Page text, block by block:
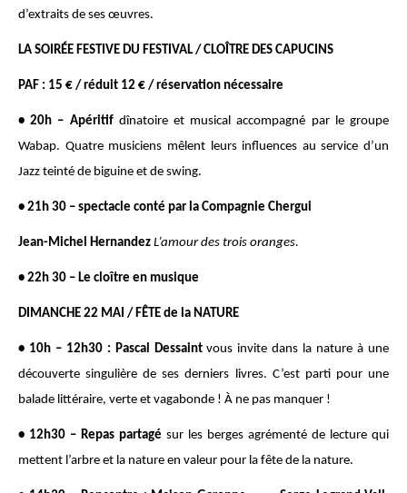
d’extraits de ses œuvres.
LA SOIRÉE FESTIVE DU FESTIVAL / CLOÎTRE DES CAPUCINS
PAF : 15 € / réduit 12 € / réservation nécessaire
• 20h – Apéritif dînatoire et musical accompagné par le groupe
Wabap. Quatre musiciens mêlent leurs influences au service d’un
Jazz teinté de biguine et de swing.
• 21h 30 – spectacle conté par la Compagnie Chergui
Jean-Michel Hernandez L’amour des trois oranges.
• 22h 30 – Le cloître en musique
DIMANCHE 22 MAI / FÊTE de la NATURE
• 10h – 12h30 : Pascal Dessaintvous invite dans la nature à une
découverte singulière de ses derniers livres. C’est parti pour une
balade littéraire, verte et vagabonde ! À ne pas manquer !
• 12h30 – Repas partagé sur les berges agrémenté de lecture qui
mettent l’arbre et la nature en valeur pour la fête de la nature.